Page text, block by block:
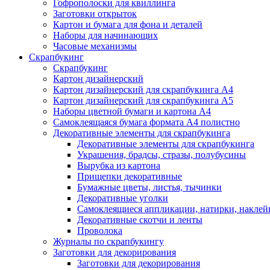
Гофрополоски для квиллинга
Заготовки открыток
Картон и бумага для фона и деталей
Наборы для начинающих
Часовые механизмы
Скрапбукинг
Скрапбукинг
Картон дизайнерский
Картон дизайнерский для скрапбукинга А4
Картон дизайнерский для скрапбукинга А5
Наборы цветной бумаги и картона А4
Самоклеящаяся бумага формата А4 полистно
Декоративные элементы для скрапбукинга
Декоративные элементы для скрапбукинга
Украшения, брадсы, стразы, полубусины
Вырубка из картона
Прищепки декоративные
Бумажные цветы, листья, тычинки
Декоративные уголки
Самоклеящиеся аппликации, натирки,
Декоративные скотчи и ленты
Проволока
Журналы по скрапбукингу
Заготовки для декорирования
Заготовки для декорирования